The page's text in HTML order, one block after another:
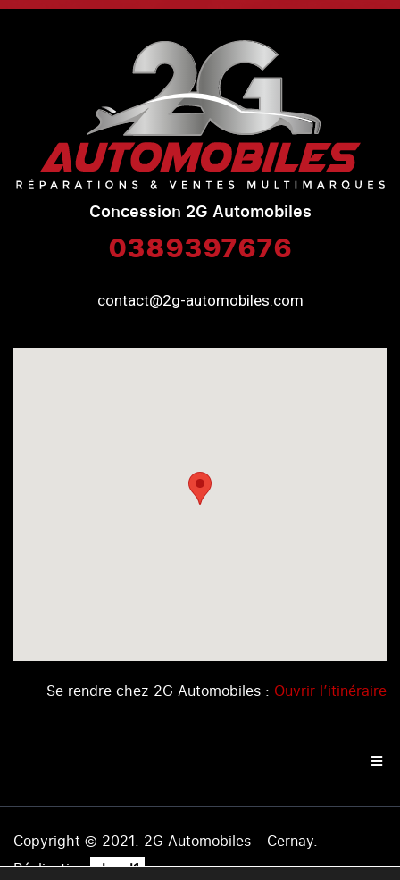
Concession 2G Automobiles
0389397676
contact@2g-automobiles.com
Se rendre chez 2G Automobiles : Ouvrir l’itinéraire
Copyright © 2021. 2G Automobiles – Cernay.
Réalisation .level1